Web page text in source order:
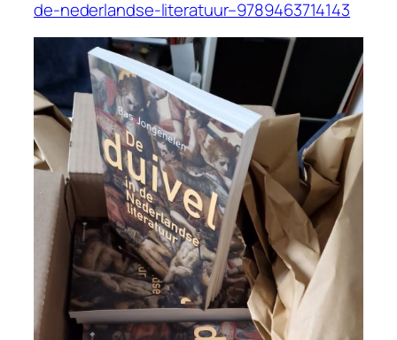
de-nederlandse-literatuur–9789463714143